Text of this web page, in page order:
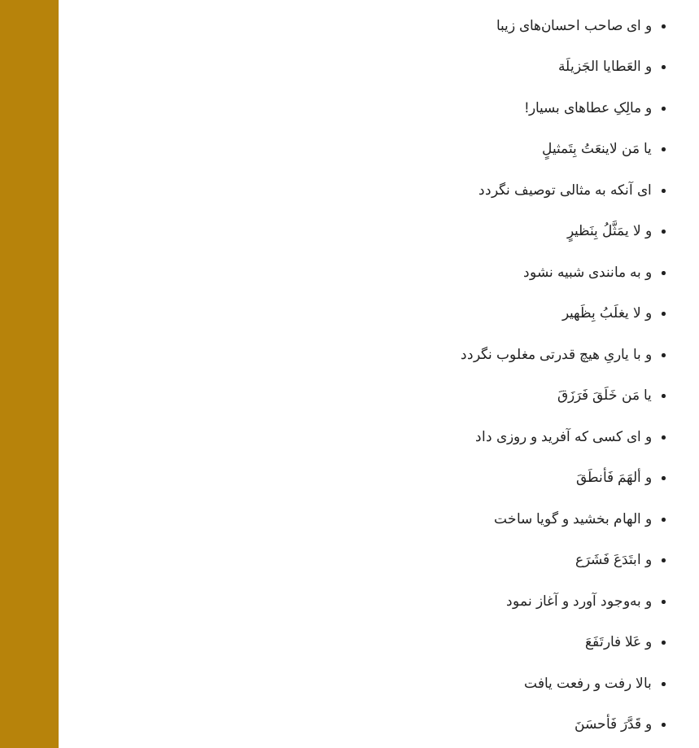
و ای صاحب احسان‌های زیبا
و العَطايا الجَزيلَة
و مالِکِ عطاهای بسیار!
يا مَن لاينعَتُ بِتَمثيلٍ
ای آنکه به مثالی توصیف نگردد
و لا يمَثَّلُ بِنَظيرٍ
و به مانندی شبیه نشود
و لا يغلَبُ بِظَهير
و با یاریِ هیچ قدرتی مغلوب نگردد
يا مَن خَلَقَ فَرَزَقَ
و ای کسی که آفرید و روزی داد
و ألهَمَ فَأنطَقَ
و الهام بخشید و گویا ساخت
و ابتَدَعَ فَشَرَع
و به‌وجود آورد و آغاز نمود
و عَلا فارتَفَعَ
بالا رفت و رفعت یافت
و قَدَّرَ فَأحسَنَ